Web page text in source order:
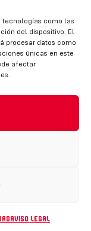
tecnologías como las
del dispositivo. El
procesar datos como
únicas en este
afectar
Aviso legal